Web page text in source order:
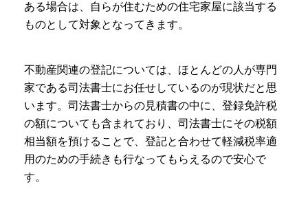
ある場合は、自らが住むための住宅家屋に該当する
ものとして対象となってきます。
不動産関連の登記については、ほとんどの人が専門
家である司法書士にお任せしているのが現状だと思
います。司法書士からの見積書の中に、登録免許税
の額についても含まれており、司法書士にその税額
相当額を預けることで、登記と合わせて軽減税率適
用のための手続きも行なってもらえるので安心で
す。